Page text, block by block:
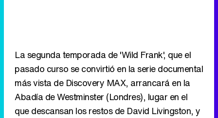
La segunda temporada de 'Wild Frank', que el
pasado curso se convirtió en la serie documental
más vista de Discovery MAX, arrancará en la
Abadía de Westminster (Londres), lugar en el
que descansan los restos de David Livingston, y